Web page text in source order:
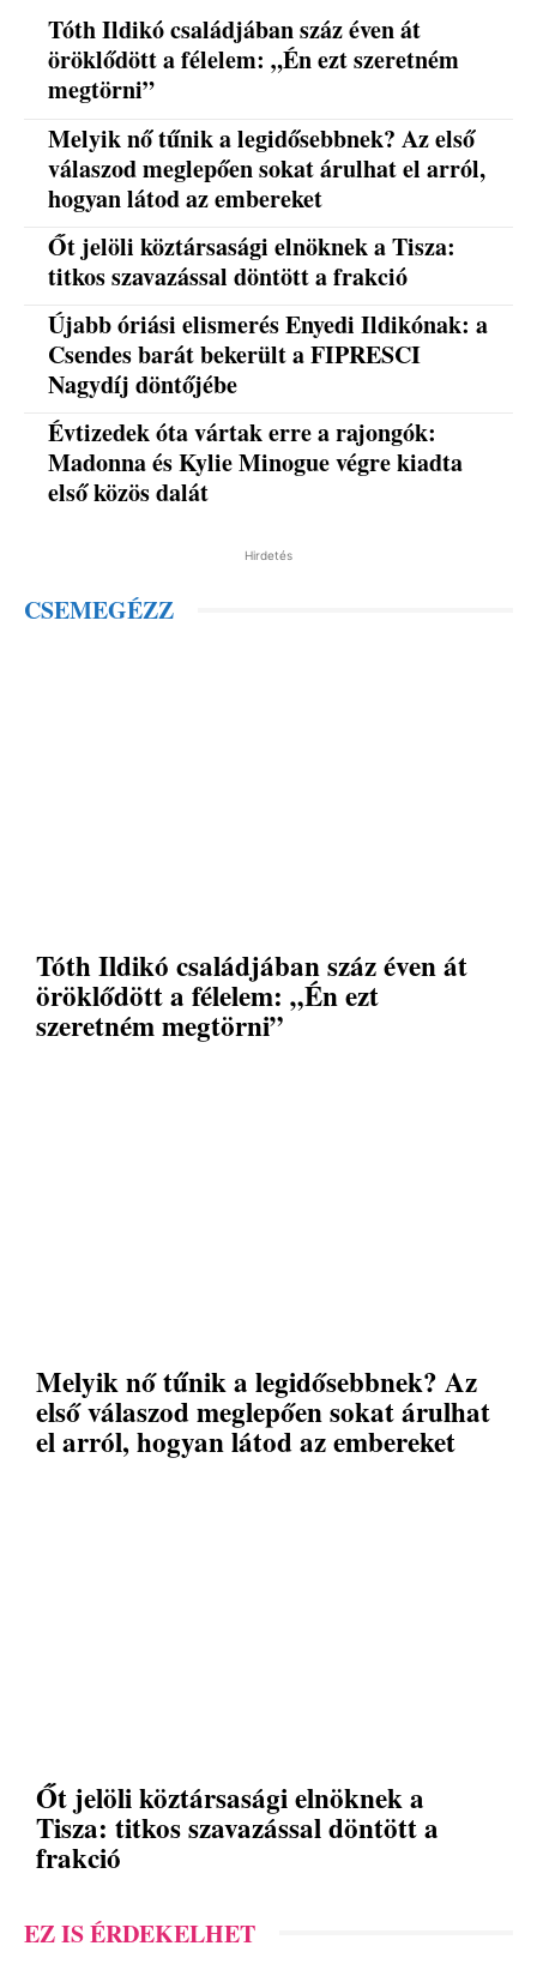
Tóth Ildikó családjában száz éven át
öröklődött a félelem: „Én ezt szeretném
megtörni”
Melyik nő tűnik a legidősebbnek? Az első
válaszod meglepően sokat árulhat el arról,
hogyan látod az embereket
Őt jelöli köztársasági elnöknek a Tisza:
titkos szavazással döntött a frakció
Újabb óriási elismerés Enyedi Ildikónak: a
Csendes barát bekerült a FIPRESCI
Nagydíj döntőjébe
Évtizedek óta vártak erre a rajongók:
Madonna és Kylie Minogue végre kiadta
első közös dalát
Hirdetés
CSEMEGÉZZ
Tóth Ildikó családjában száz éven át
öröklődött a félelem: „Én ezt
szeretném megtörni”
Melyik nő tűnik a legidősebbnek? Az
első válaszod meglepően sokat árulhat
el arról, hogyan látod az embereket
Őt jelöli köztársasági elnöknek a
Tisza: titkos szavazással döntött a
frakció
EZ IS ÉRDEKELHET